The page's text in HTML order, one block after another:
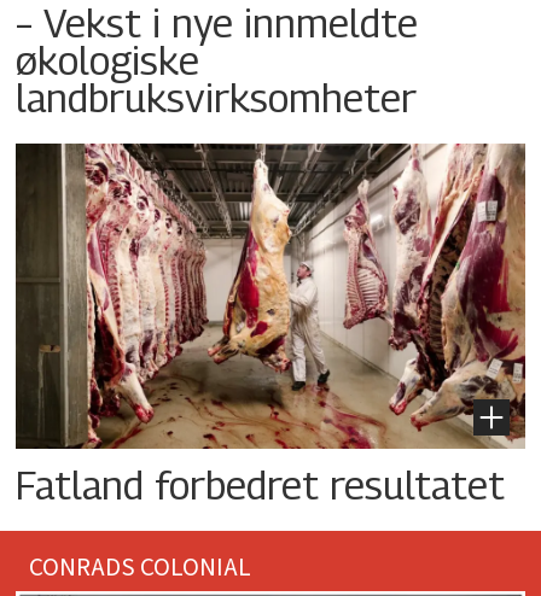
– Vekst i nye innmeldte
økologiske
landbruksvirksomheter
Fatland forbedret resultatet
CONRADS COLONIAL